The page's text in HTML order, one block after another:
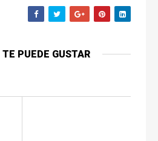
PUEDE GUSTAR